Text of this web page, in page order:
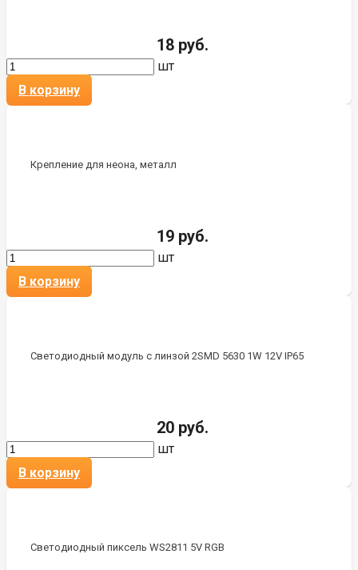
18 руб.
шт
В корзину
Крепление для неона, металл
19 руб.
шт
В корзину
Светодиодный модуль с линзой 2SMD 5630 1W 12V IP65
20 руб.
шт
В корзину
Светодиодный пиксель WS2811 5V RGB